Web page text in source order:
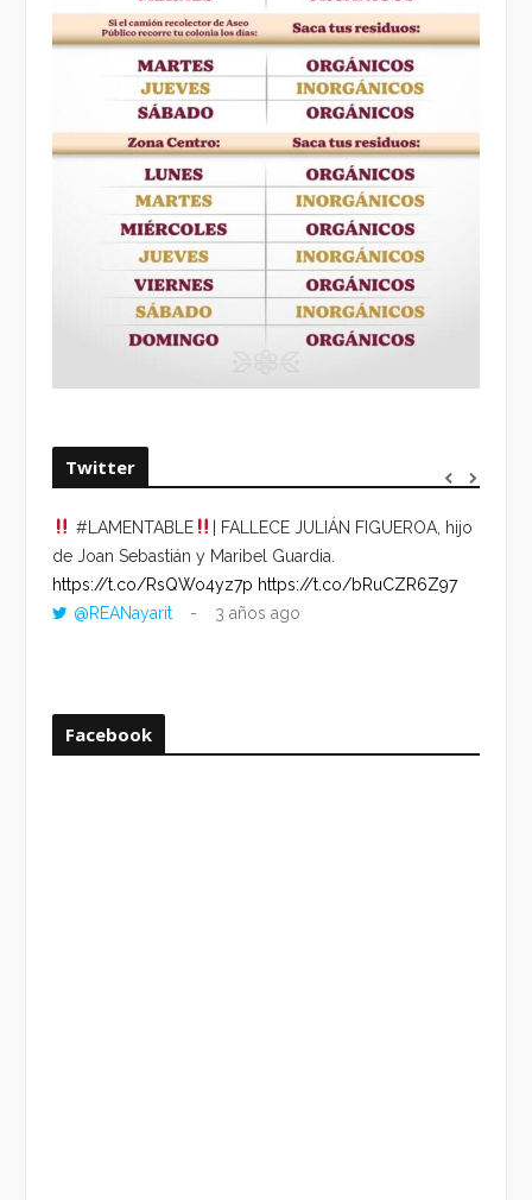
Twitter
#LAMENTABLE
| FALLECE JULIÁN FIGUEROA, hijo
de Joan Sebastián y Maribel Guardia.
https://t.co/RsQWo4yz7p https://t.co/bRuCZR6Z97
@REANayarit
3 años ago
Facebook